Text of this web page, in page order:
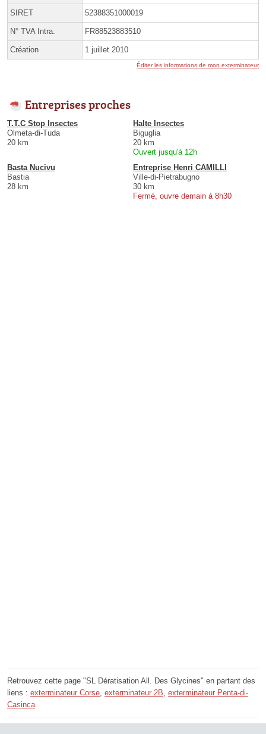
SIRET 52388351000019
N° TVA Intra. FR88523883510
Création 1 juillet 2010
Éditer les informations de mon exterminateur
Entreprises proches
T.T.C Stop Insectes
Olmeta-di-Tuda
20 km
Halte Insectes
Biguglia
20 km
Ouvert jusqu'à 12h
Basta Nucivu
Bastia
28 km
Entreprise Henri CAMILLI
Ville-di-Pietrabugno
30 km
Fermé, ouvre demain à 8h30
Retrouvez cette page "SL Dératisation All. Des Glycines" en partant des
liens : exterminateur Corse, exterminateur 2B, exterminateur Penta-di-
Casinca.